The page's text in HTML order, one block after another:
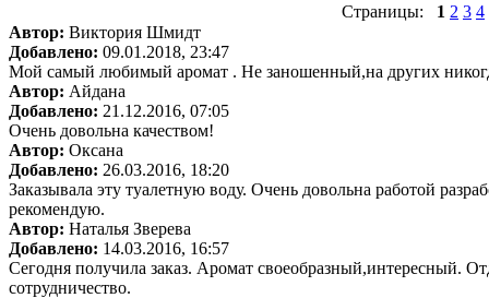
Страницы: 1 2 3 4
Автор: Виктория Шмидт
Добавлено: 09.01.2018, 23:47
Мой самый любимый аромат . Не заношенный,на других
Автор: Айдана
Добавлено: 21.12.2016, 07:05
Очень довольна качеством!
Автор: Оксана
Добавлено: 26.03.2016, 18:20
Заказывала эту туалетную воду. Очень довольна работой
рекомендую.
Автор: Наталья Зверева
Добавлено: 14.03.2016, 16:57
Сегодня получила заказ. Аромат своеобразный,интересный.
сотрудничество.